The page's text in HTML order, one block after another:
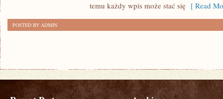
temu każdy wpis może stać się [ Read
POSTED BY ADMIN